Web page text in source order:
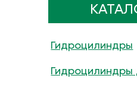
Гидроцилиндры
Гидроцилиндры